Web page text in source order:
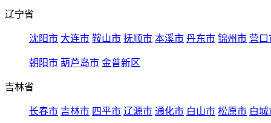
辽宁省
沈阳市 大连市 鞍山市 抚顺市 本溪市 丹东市 锦州市 营口
朝阳市 葫芦岛市 金普新区
吉林省
长春市 吉林市 四平市 辽源市 通化市 白山市 松原市 白城